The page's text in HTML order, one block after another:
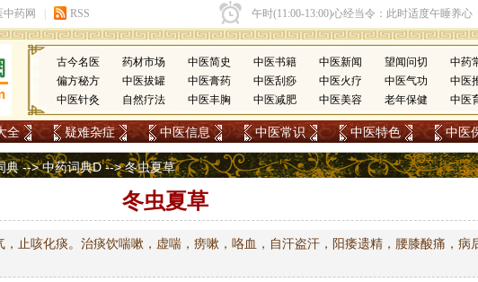
古今名医 药材市场 中医简史 中医书籍 中医新闻 望闻问切
中药
偏方秘方
中医拔罐 中医膏药 中医刮痧 中医火疗 中医气功
中医
中医针灸
自然疗法 中医丰胸 中医减肥 中医美容 老年保健 中医
全 疑难杂症 中医信息 中医常识 中医特色 中医
典-->中药词典D--> 冬虫夏草
冬虫夏草
止咳化痰。治痰饮喘嗽，虚喘，痨嗽，咯血，自汗盗汗，阳痿遗精，腰膝酸痛，病